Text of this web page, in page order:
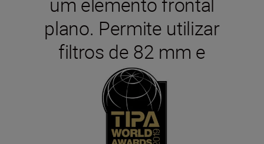
plano. Permite utilizar
filtros de 82 mm e